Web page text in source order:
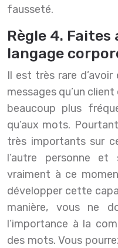
fausseté.
Règle 4.
langage
Il est très rare
messages qu’un
beaucoup plus
qu’aux mots.
très importants sur
l’autre personne
vraiment à ce
développer cette
manière, vous ne
l’importance à la
des mots. Vous